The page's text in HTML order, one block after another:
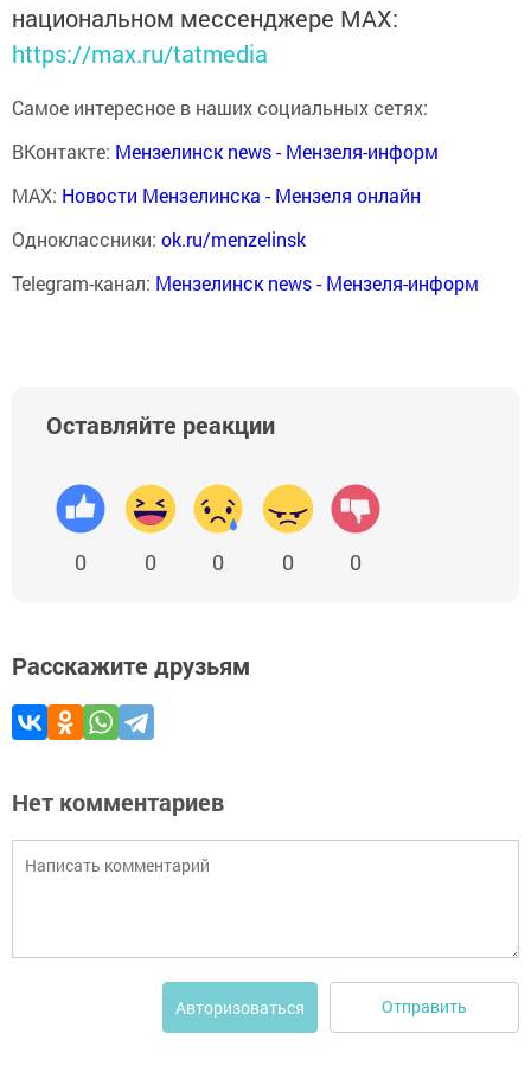
национальном мессенджере MАХ:
https://max.ru/tatmedia
Самое интересное в наших социальных сетях:
ВКонтакте: Мензелинск news - Мензеля-информ
MAX: Новости Мензелинска - Мензеля онлайн
Одноклассники: ok.ru/menzelinsk
Telegram-канал: Мензелинск news - Мензеля-информ
Оставляйте реакции
0 0 0 0 0
Расскажите друзьям
Нет комментариев
Авторизоваться Отправить